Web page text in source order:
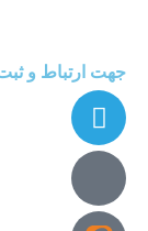
جهت ارتباط و ثبت